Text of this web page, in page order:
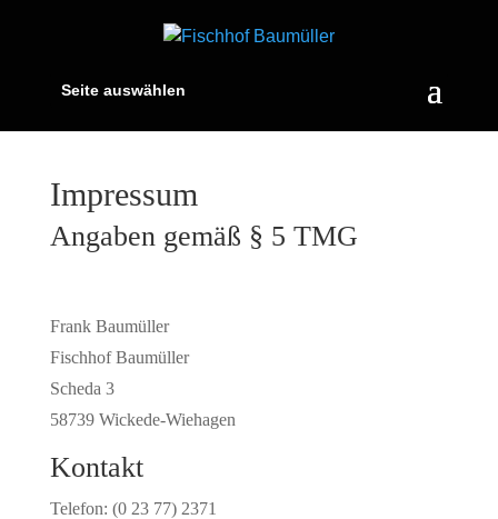
Seite auswählen
Impressum
Angaben gemäß § 5 TMG
Frank Baumüller
Fischhof Baumüller
Scheda 3
58739 Wickede-Wiehagen
Kontakt
Telefon: (0 23 77) 2371